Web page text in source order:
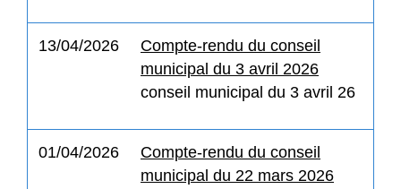
13/04/2026
Compte-rendu du conseil
municipal du 3 avril 2026
conseil municipal du 3 avril 26
01/04/2026
Compte-rendu du conseil
municipal du 22 mars 2026